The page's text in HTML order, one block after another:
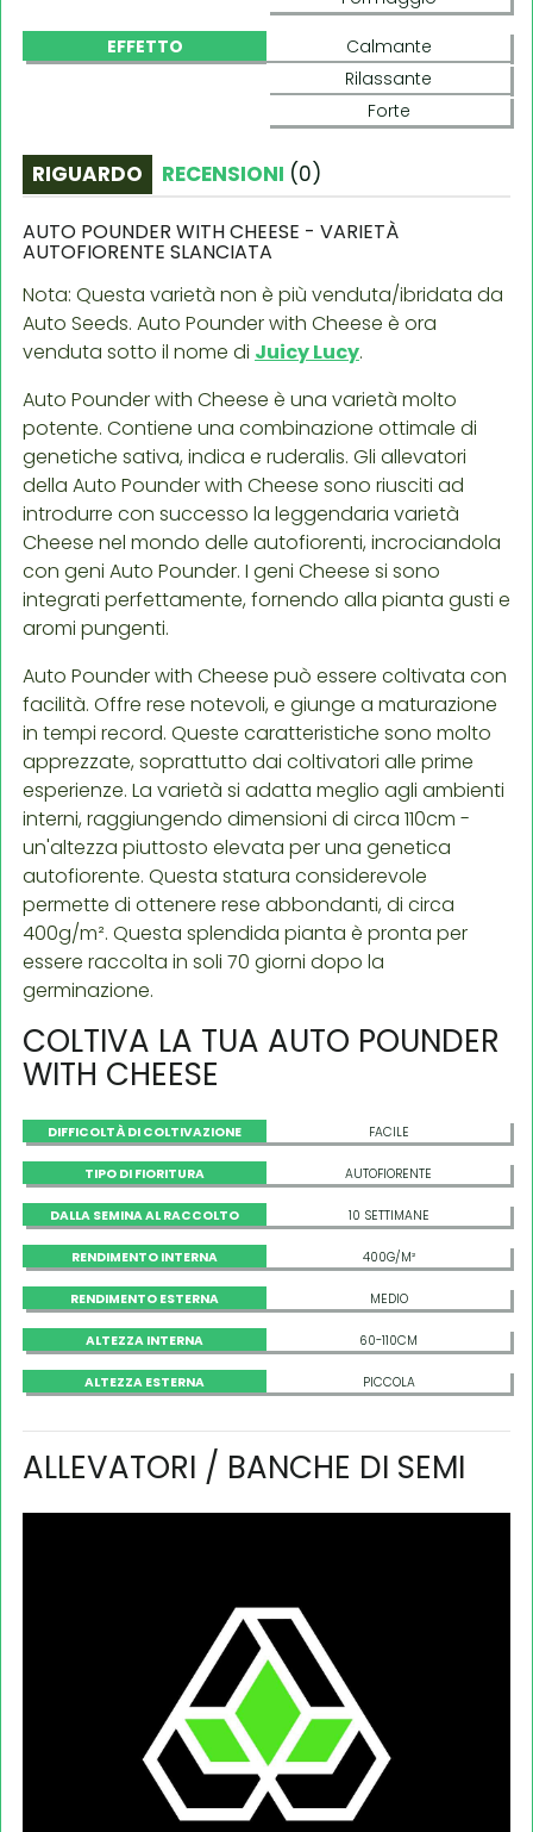
EFFETTO
Calmante
Rilassante
Forte
RIGUARDO RECENSIONI (0)
AUTO POUNDER WITH CHEESE - VARIETÀ
AUTOFIORENTE SLANCIATA
Nota: Questa varietà non è più venduta/ibridata da
Auto Seeds. Auto Pounder with Cheese è ora
venduta sotto il nome di Juicy Lucy.
Auto Pounder with Cheese è una varietà molto
potente. Contiene una combinazione ottimale di
genetiche sativa, indica e ruderalis. Gli allevatori
della Auto Pounder with Cheese sono riusciti ad
introdurre con successo la leggendaria varietà
Cheese nel mondo delle autofiorenti, incrociandola
con geni Auto Pounder. I geni Cheese si sono
integrati perfettamente, fornendo alla pianta gusti e
aromi pungenti.
Auto Pounder with Cheese può essere coltivata con
facilità. Offre rese notevoli, e giunge a maturazione
in tempi record. Queste caratteristiche sono molto
apprezzate, soprattutto dai coltivatori alle prime
esperienze. La varietà si adatta meglio agli ambienti
interni, raggiungendo dimensioni di circa 110cm -
un'altezza piuttosto elevata per una genetica
autofiorente. Questa statura considerevole
permette di ottenere rese abbondanti, di circa
400g/m². Questa splendida pianta è pronta per
essere raccolta in soli 70 giorni dopo la
germinazione.
COLTIVA LA TUA AUTO POUNDER
WITH CHEESE
DIFFICOLTÀ DI COLTIVAZIONE FACILE
TIPO DI FIORITURA AUTOFIORENTE
DALLA SEMINA AL RACCOLTO 10 SETTIMANE
RENDIMENTO INTERNA 400G/M²
RENDIMENTO ESTERNA MEDIO
ALTEZZA INTERNA 60-110CM
ALTEZZA ESTERNA PICCOLA
ALLEVATORI / BANCHE DI SEMI